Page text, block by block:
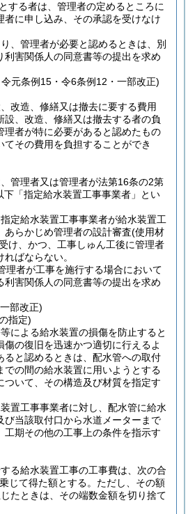
する者は、管理者の定めるところに
者に申し込み、その承認を受けなけ
、管理者が必要と認めるときは、別
利害関係人の同意書等の提出を求め
元条例15・令6条例12・一部改正)
改造、修繕又は撤去に要する費用
設、改造、修繕又は撤去する者の負
理者が特に必要があると認めたもの
てその費用を負担することができ
管理者又は管理者が法第16条の2第
下「指定給水装置工事事業者」とい
定給水装置工事事業者が給水装置工
あらかじめ管理者の設計審査(使用材
け、かつ、工事しゅん工後に管理者
ばならない。
理者が工事を施行する場合において
利害関係人の同意書等の提出を求め
部改正)
指定)
による給水装置の損傷を防止すると
傷の復旧を迅速かつ適切に行えるよ
ると認めるときは、配水管への取付
での間の給水装置に用いようとする
ついて、その構造及び材質を指定す
置工事事業者に対し、配水管に給水
び当該取付口から水道メーターまで
工期その他の工事上の条件を指示す
る給水装置工事の工事費は、次の合
じて得た額とする。 ただし、その額
たときは、その端数金額を切り捨て